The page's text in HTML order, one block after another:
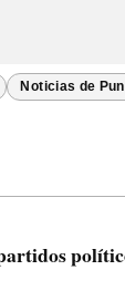
Noticias de